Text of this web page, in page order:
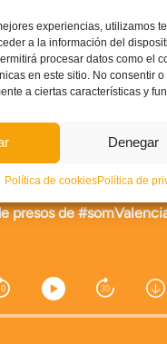
experiencias, utilizamos
a la información del
procesar datos como el
en este sitio. No consentir
a ciertas características y
Denegar
Política de cookiesPolítica de
Levante TV